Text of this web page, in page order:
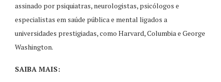
assinado por psiquiatras, neurologistas, psicólogos e
especialistas em saúde pública e mental ligados a
universidades prestigiadas, como Harvard, Columbia e George
Washington.
SAIBA MAIS: